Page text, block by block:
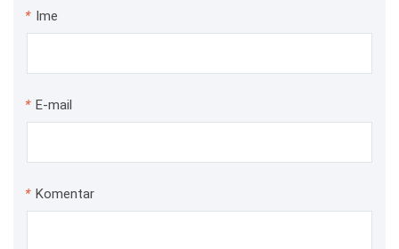
* Ime
* E-mail
* Komentar